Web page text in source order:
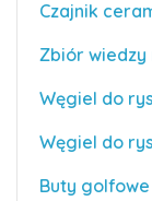
Czajnik
Zbiór wiedzy
Węgiel do
Węgiel do
Buty